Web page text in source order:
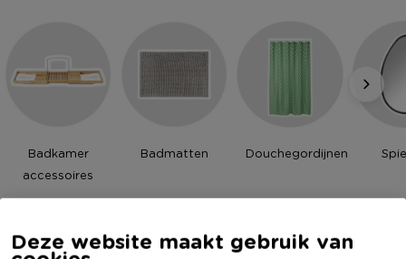
Deze website maakt gebruik van
Badkamer
accessoires
Badmatten Douchegordijnen
UPLOAD JOUW FOTO OF VIDEO